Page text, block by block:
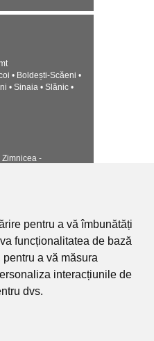
pentru a vă îmbunătăți
funcționalitatea de bază
pentru a vă măsura
interacțiunile de
dvs.
• Boldești-Scăeni •
• Sinaia • Slănic •
Zimnicea -
Govora • Băile
- Panciu
de confidentialitate